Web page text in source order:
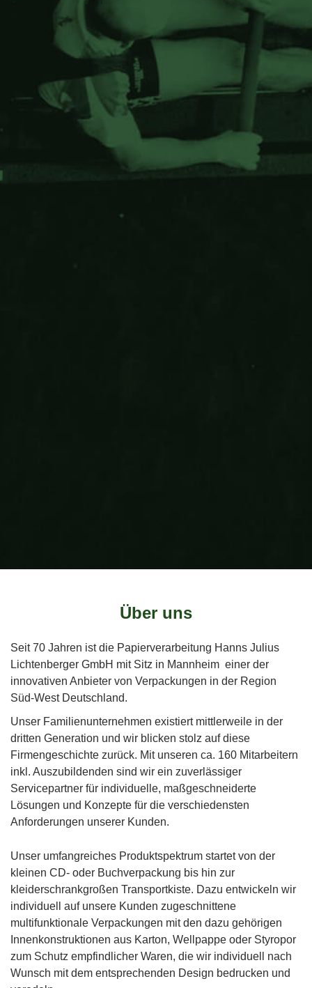
Über uns
Seit 70 Jahren ist die Papierverarbeitung Hanns Julius
Lichtenberger GmbH mit Sitz in Mannheim einer der
innovativen Anbieter von Verpackungen in der Region
Süd-West Deutschland.
Unser Familienunternehmen existiert mittlerweile in der
dritten Generation und wir blicken stolz auf diese
Firmengeschichte zurück. Mit unseren ca. 160 Mitarbeitern
inkl. Auszubildenden sind wir ein zuverlässiger
Servicepartner für individuelle, maßgeschneiderte
Lösungen und Konzepte für die verschiedensten
Anforderungen unserer Kunden.
Unser umfangreiches Produktspektrum startet von der
kleinen CD- oder Buchverpackung bis hin zur
kleiderschrankgroßen Transportkiste. Dazu entwickeln wir
individuell auf unsere Kunden zugeschnittene
multifunktionale Verpackungen mit den dazu gehörigen
Innenkonstruktionen aus Karton, Wellpappe oder Styropor
zum Schutz empfindlicher Waren, die wir individuell nach
Wunsch mit dem entsprechenden Design bedrucken und